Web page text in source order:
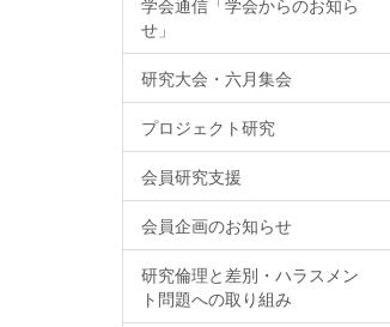
せ」
研究大会・六月集会
プロジェクト研究
会員研究支援
会員企画のお知らせ
研究倫理と差別・ハラスメン
ト問題への取り組み